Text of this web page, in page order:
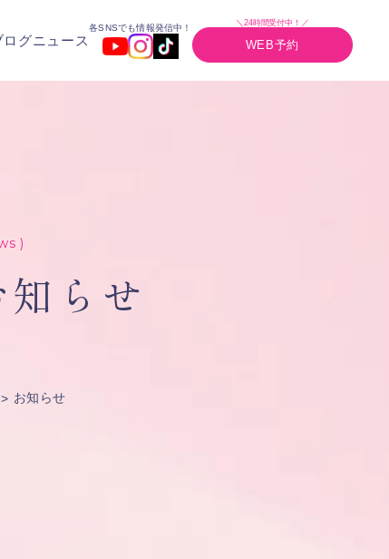
ログニュース
各SNSでも情報発信中！
＼24時間受付中！／
WEB予約
)
知らせ
お知らせ